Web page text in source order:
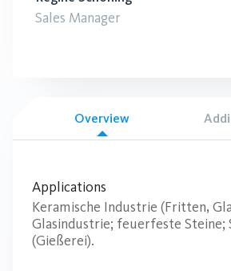
Sales Manager
Overview
Applications
Keramische Industrie (Fritten,
Glasindustrie; feuerfeste Steine;
(Gießerei).